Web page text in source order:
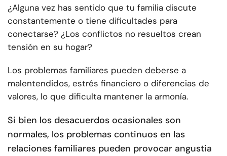
¿Alguna vez has sentido que tu familia discute
constantemente o tiene dificultades para
conectarse? ¿Los conflictos no resueltos crean
tensión en su hogar?
Los problemas familiares pueden deberse a
malentendidos, estrés financiero o diferencias de
valores, lo que dificulta mantener la armonía.
Si bien los desacuerdos ocasionales son
normales, los problemas continuos en las
relaciones familiares pueden provocar angustia